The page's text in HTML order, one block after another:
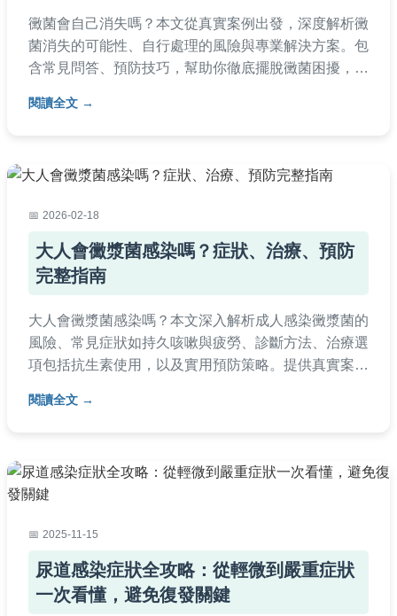
黴菌會自己消失嗎？本文從真實案例出發，深度解析黴
菌消失的可能性、自行處理的風險與專業解決方案。包
含常見問答、預防技巧，幫助你徹底擺脫黴菌困擾，保
閱讀全文
2026-02-18
大人會黴漿菌感染嗎？症狀、治療、預防
完整指南
大人會黴漿菌感染嗎？本文深入解析成人感染黴漿菌的
風險、常見症狀如持久咳嗽與疲勞、診斷方法、治療選
項包括抗生素使用，以及實用預防策略。提供真實案例
康。
閱讀全文
2025-11-15
尿道感染症狀全攻略：從輕微到嚴重症狀
一次看懂，避免復發關鍵